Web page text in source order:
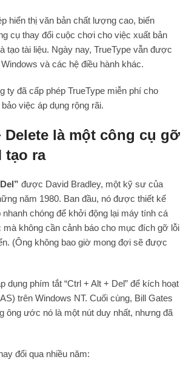
hiển thị văn bản chất lượng cao, biến
cụ thay đổi cuộc chơi cho việc xuất bản
tạo tài liệu. Ngày nay, TrueType vẫn được
và các hệ điều hành khác.
ty đã cấp phép TrueType miễn phí cho
việc áp dụng rộng rãi.
Delete là một công cụ gỡ
tạo ra
được David Bradley, một kỹ sư của
năm 1980. Ban đầu, nó được thiết kế
chóng để khởi động lại máy tính cá
mà không cần cảnh báo cho mục đích gỡ lỗi
(Ông không bao giờ mong đợi sẽ được
dụng phím tắt “Ctrl + Alt + Del” để kích hoạt
trên Windows NT. Cuối cùng, Bill Gates
ông ước nó là một nút duy nhất, nhưng đã
đổi qua nhiều năm: